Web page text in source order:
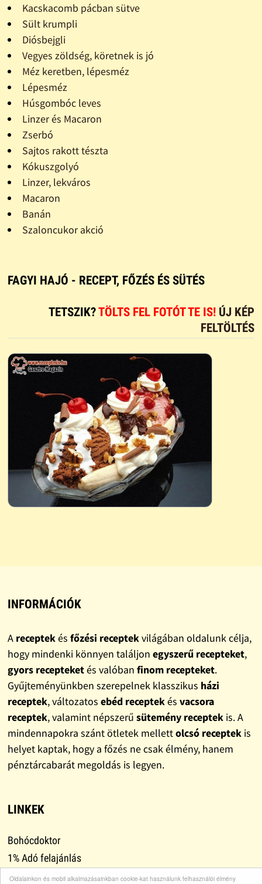
Oldalainkon és mobil alkalmazásainkban cookie-kat használunk felhasználói élmény
Kacskacomb pácban sütve
Sült krumpli
Diósbejgli
Vegyes zöldség, köretnek is jó
Méz keretben, lépesméz
Lépesméz
Húsgombóc leves
Linzer és Macaron
Zserbó
Sajtos rakott tészta
Kókuszgolyó
Linzer, lekváros
Macaron
Banán
Szaloncukor akció
FAGYI HAJÓ - RECEPT, FŐZÉS ÉS SÜTÉS
TETSZIK?TÖLTS FEL FOTÓT TE IS! ÚJ KÉP
FELTÖLTÉS
INFORMÁCIÓK
A receptekés főzési receptekvilágában oldalunk célja,
hogy mindenki könnyen találjon egyszerű recepteket,
gyors recepteketés valóban finom recepteket.
Gyűjteményünkben szerepelnek klasszikus házi
receptek, változatos ebéd receptekés vacsora
receptek, valamint népszerű sütemény receptekis. A
mindennapokra szánt ötletek mellettolcsó receptekis
helyet kaptak, hogy a főzés ne csak élmény, hanem
pénztárcabarát megoldás is legyen.
LINKEK
Bohócdoktor
1% Adó felajánlás
Adományok